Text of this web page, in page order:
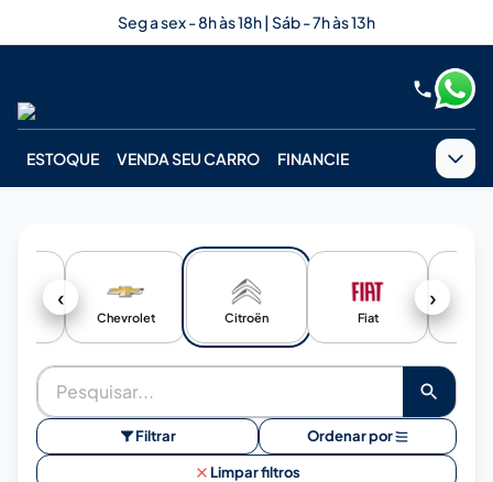
Seg a sex - 8h às 18h | Sáb - 7h às 13h
ESTOQUE VENDA SEU CARRO FINANCIE
‹ ›
Chevrolet Citroën Fiat
Filtrar Ordenar por
Limpar filtros